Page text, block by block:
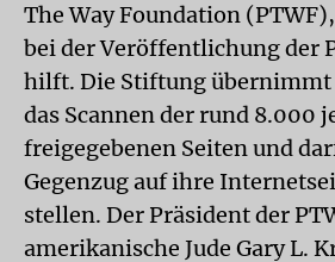
The Way Foundation
bei der Veröffentlichung der
hilft. Die Stiftung übernimmt
das Scannen der rund 8.000
freigegebenen Seiten und
Gegenzug auf ihre
stellen. Der Präsident der
amerikanische Jude Gary L.